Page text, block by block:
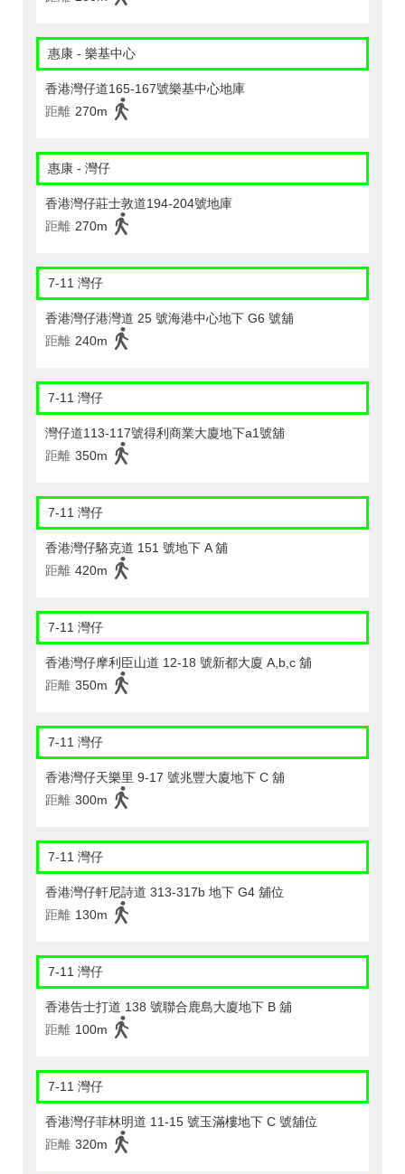
惠康 - 樂基中心
香港灣仔道165-167號樂基中心地庫
距離 270m
惠康 - 灣仔
香港灣仔莊士敦道194-204號地庫
距離 270m
7-11 灣仔
香港灣仔港灣道 25 號海港中心地下 G6 號舖
距離 240m
7-11 灣仔
灣仔道113-117號得利商業大廈地下a1號舖
距離 350m
7-11 灣仔
香港灣仔駱克道 151 號地下 A 舖
距離 420m
7-11 灣仔
香港灣仔摩利臣山道 12-18 號新都大廈 A,b,c 舖
距離 350m
7-11 灣仔
香港灣仔天樂里 9-17 號兆豐大廈地下 C 舖
距離 300m
7-11 灣仔
香港灣仔軒尼詩道 313-317b 地下 G4 舖位
距離 130m
7-11 灣仔
香港告士打道 138 號聯合鹿島大廈地下 B 舖
距離 100m
7-11 灣仔
香港灣仔菲林明道 11-15 號玉滿樓地下 C 號舖位
距離 320m